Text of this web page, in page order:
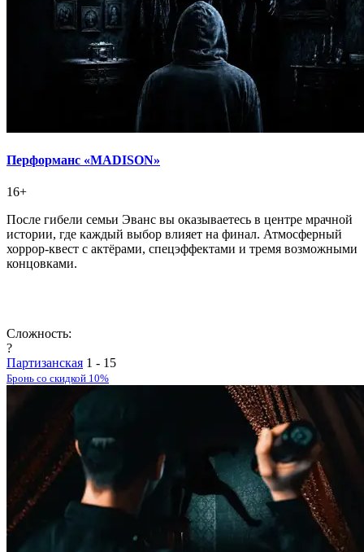
Перформанс «MADISON»
16+
После гибели семьи Эванс вы оказываетесь в центре мрачной
истории, где каждый выбор влияет на финал. Атмосферный
хоррор-квест с актёрами, спецэффектами и тремя возможными
концовками.
Сложность:
?
Партизанская 1 - 15
Бронь со скидкой 10%